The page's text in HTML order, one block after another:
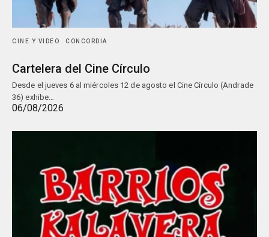
CINE Y VIDEO CONCORDIA
Cartelera del Cine Círculo
Desde el jueves 6 al miércoles 12 de agosto el Cine Círculo (Andrade
36) exhibe…
06/08/2026